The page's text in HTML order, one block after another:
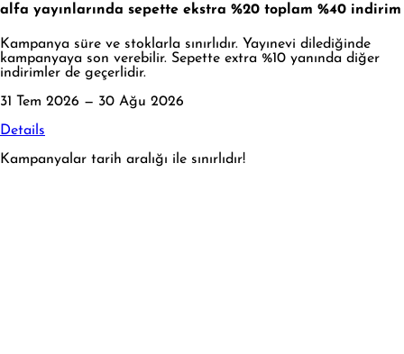
alfa yayınlarında sepette ekstra %20 toplam %40 indirim
Kampanya süre ve stoklarla sınırlıdır. Yayınevi dilediğinde
kampanyaya son verebilir. Sepette extra %10 yanında diğer
indirimler de geçerlidir.
31 Tem 2026 — 30 Ağu 2026
Details
Kampanyalar tarih aralığı ile sınırlıdır!